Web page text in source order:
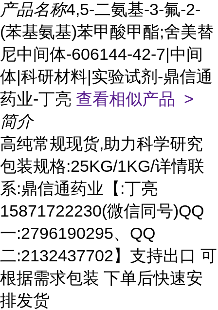
产品名称4,5-二氨基-3-氟-2-
(苯基氨基)苯甲酸甲酯;舍美替
尼中间体-606144-42-7|中间
体|科研材料|实验试剂-鼎信通
药业-丁亮 查看相似产品 >
简介
高纯常规现货,助力科学研究
包装规格:25KG/1KG/详情联
系:鼎信通药业【:丁亮
15871722230(微信同号)QQ
一:2796190295、QQ
二:2132437702】支持出口 可
根据需求包装 下单后快速安
排发货